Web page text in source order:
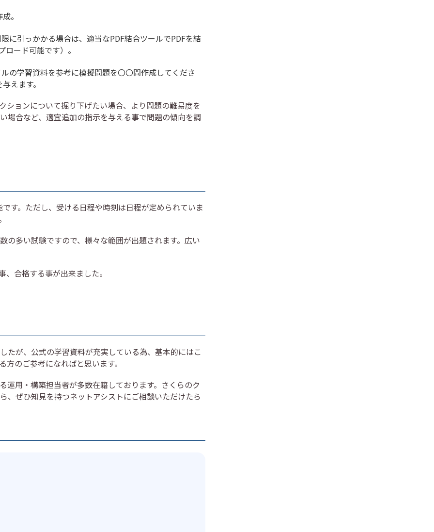
。
に引っかかる場合は、適当なPDF結合ツールでPDFを結
ード可能です）。
の学習資料を参考に模擬問題を〇〇問作成してくださ
えます。
ションについて掘り下げたい場合、より問題の難易度を
場合など、適宜追加の指示を与える事で問題の傾向を調
す。ただし、受ける日程や時刻は日程が定められていま
の多い試験ですので、様々な範囲が出題されます。広い
合格する事が出来ました。
たが、公式の学習資料が充実している為、基本的にはこ
のご参考になればと思います。
用・構築担当者が多数在籍しております。さくらのク
、ぜひ知見を持つネットアシストにご相談いただけたら